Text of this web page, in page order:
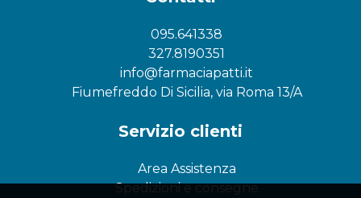
095.641338
327.8190351
info@farmaciapatti.it
Fiumefreddo Di Sicilia, via Roma 13/A
Servizio clienti
Area Assistenza
Spedizioni e consegne